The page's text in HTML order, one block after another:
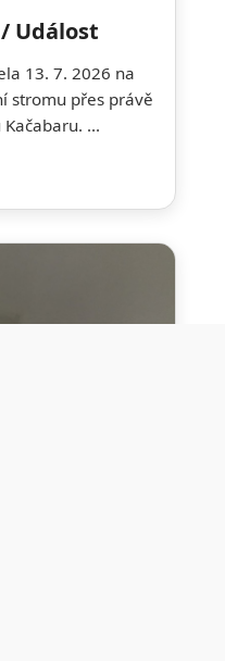
Událost
13. 7. 2026 na
stromu přes právě
...